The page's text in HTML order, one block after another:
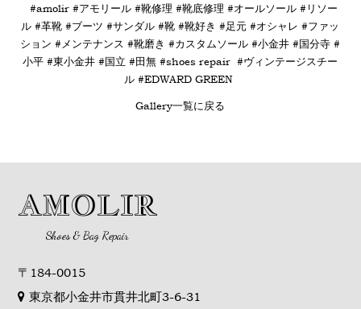
#amolir #アモリール #靴修理 #靴底修理 #オールソール #リソー
ル #革靴 #ブーツ #サンダル #靴 #靴好き #足元 #オシャレ #ファッ
ション #メンテナンス #靴磨き #カスタムソール #小金井 #国分寺 #
小平 #東小金井 #国立 #田無 #shoes repair #ヴィンテージスチー
ル #EDWARD GREEN
Gallery一覧に戻る
AMOLIR
Shoes & Bag Repair
〒184-0015
東京都小金井市貫井北町3-6-31